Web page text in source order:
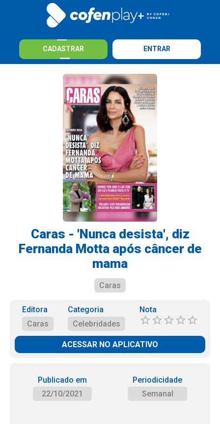
CADASTRAR ENTRAR
Caras - 'Nunca desista', diz
Fernanda Motta após câncer de
mama
Caras
Editora
Caras
Categoria
Celebridades
Nota
ACESSAR NO APLICATIVO
Publicado em
22/10/2021
Periodicidade
Semanal